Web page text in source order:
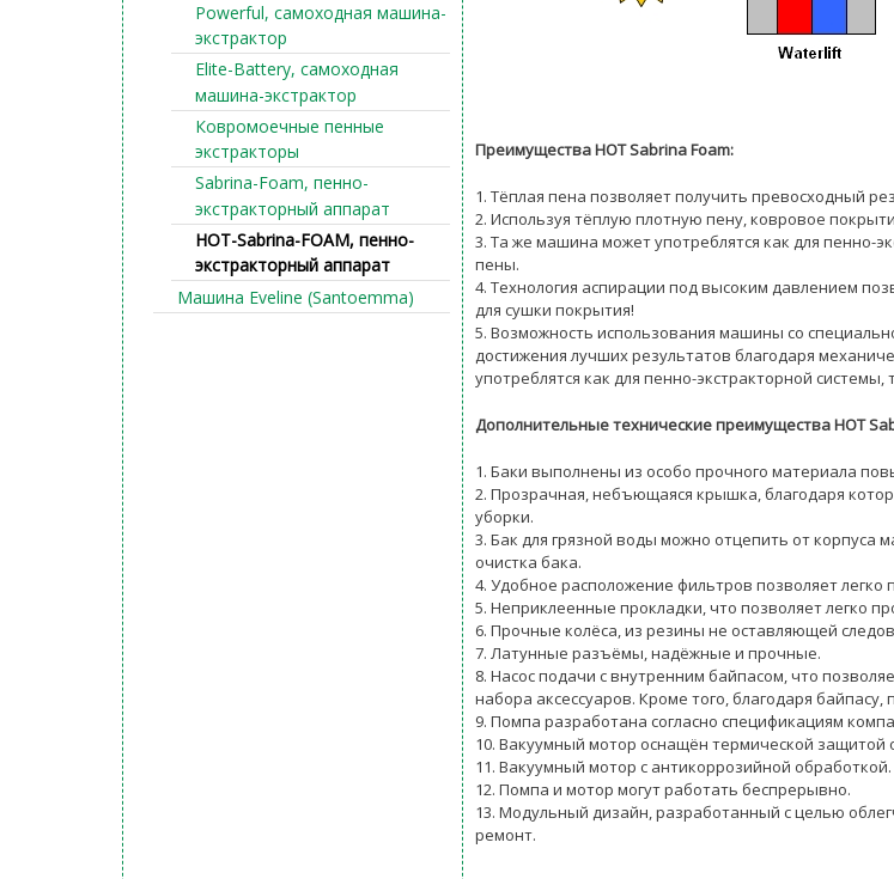
Powerful, самоходная машина-
экстрактор
Elite-Battery, самоходная
машина-экстрактор
Ковромоечные пенные
экстракторы
Sabrina-Foam, пенно-
экстракторный аппарат
HOT-Sabrina-FOAM, пенно-
экстракторный аппарат
Машина Eveline (Santoemma)
Преимущества HOT Sabrina Foam:
1. Тёплая пена позволяет получить превосходный
2. Используя тёплую плотную пену, ковровое
3. Та же машина может употреблятся как для пенно-
пены.
4. Технология аспирации под высоким давлением
для сушки покрытия!
5. Возможность использования машины со
достижения лучших результатов благодаря
употреблятся как для пенно-экстракторной
Дополнительные технические преимущества HOT
1. Баки выполнены из особо прочного материала
2. Прозрачная, небъющаяся крышка, благодаря
уборки.
3. Бак для грязной воды можно отцепить от корпуса
очистка бака.
4. Удобное расположение фильтров позволяет легко
5. Неприклеенные прокладки, что позволяет легко
6. Прочные колёса, из резины не оставляющей
7. Латунные разъёмы, надёжные и прочные.
8. Насос подачи с внутренним байпасом, что
набора аксессуаров. Кроме того, благодаря
9. Помпа разработана согласно спецификациям
10. Вакуумный мотор оснащён термической защитой
11. Вакуумный мотор с антикоррозийной обработкой.
12. Помпа и мотор могут работать беспрерывно.
13. Модульный дизайн, разработанный с целью
ремонт.